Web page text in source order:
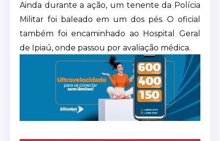
Ainda durante a ação, um tenente da Polícia
Militar foi baleado em um dos pés. O oficial
também foi encaminhado ao Hospital Geral
de Ipiaú, onde passou por avaliação médica.